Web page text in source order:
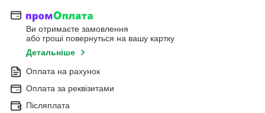
Ви отримаєте замовлення
або гроші повернуться на вашу картку
Детальніше
Оплата на рахунок
Оплата за реквізитами
Післяплата